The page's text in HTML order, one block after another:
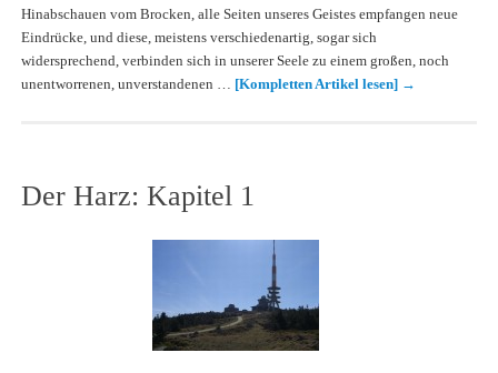
Hinabschauen vom Brocken, alle Seiten unseres Geistes empfangen neue
Eindrücke, und diese, meistens verschiedenartig, sogar sich
widersprechend, verbinden sich in unserer Seele zu einem großen, noch
unentworrenen, unverstandenen … [Kompletten Artikel lesen] →
Der Harz: Kapitel 1